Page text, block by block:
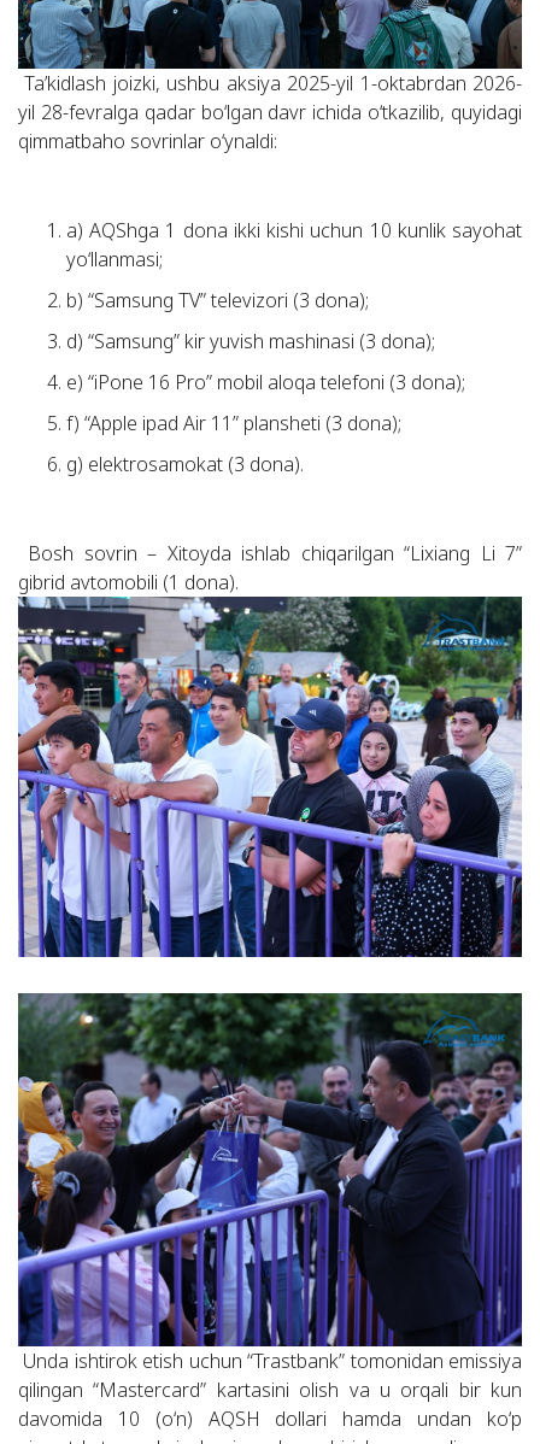
Ta’kidlash joizki, ushbu aksiya 2025-yil 1-oktabrdan 2026-
yil 28-fevralga qadar bo‘lgan davr ichida o‘tkazilib, quyidagi
qimmatbaho sovrinlar o‘ynaldi:
a) AQShga 1 dona ikki kishi uchun 10 kunlik sayohat
yo‘llanmasi;
b) “Samsung TV” televizori (3 dona);
d) “Samsung” kir yuvish mashinasi (3 dona);
e) “iPone 16 Pro” mobil aloqa telefoni (3 dona);
f) “Apple ipad Air 11” plansheti (3 dona);
g) elektrosamokat (3 dona).
Bosh sovrin – Xitoyda ishlab chiqarilgan “Lixiang Li 7”
gibrid avtomobili (1 dona).
Unda ishtirok etish uchun “Trastbank” tomonidan emissiya
qilingan “Mastercard” kartasini olish va u orqali bir kun
davomida 10 (o‘n) AQSH dollari hamda undan ko‘p